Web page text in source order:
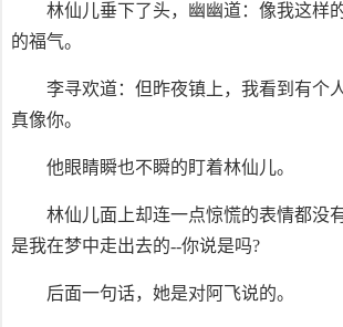
林仙儿垂下了头，幽幽道：像我这样
的福气。
李寻欢道：但昨夜镇上，我看到有个
真像你。
他眼睛瞬也不瞬的盯着林仙儿。
林仙儿面上却连一点惊慌的表情都没
是我在梦中走出去的--你说是吗?
后面一句话，她是对阿飞说的。